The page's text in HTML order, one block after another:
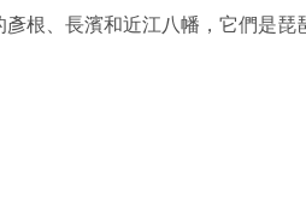
根、長濱和近江八幡，它們是